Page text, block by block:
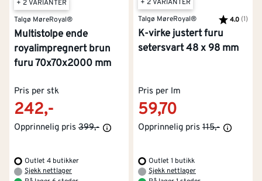
+ 2 VARIANTER
Talgø MøreRoyal®
Multistolpe ende
royalimpregnert brun
furu 70x70x2000 mm
Pris per stk
242,-
Opprinnelig pris 399,-
Outlet 4 butikker
Sjekk nettlager
+ 2 VARIANTER
Talgø MøreRoyal®
Karakter:
4.0 (1)
K-virke justert furu
setersvart 48 x 98 mm
Pris per lm
59,70
Opprinnelig pris 115,-
Outlet 1 butikk
Sjekk nettlager